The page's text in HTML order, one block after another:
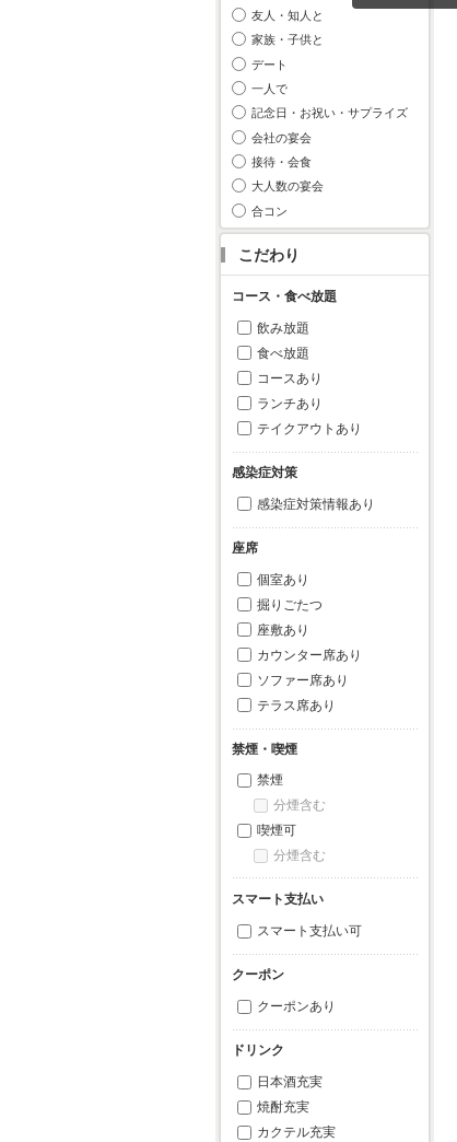
友人・知人と
家族・子供と
デート
一人で
記念日・お祝い・サプライズ
会社の宴会
接待・会食
大人数の宴会
合コン
こだわり
コース・食べ放題
飲み放題
食べ放題
コースあり
ランチあり
テイクアウトあり
感染症対策
感染症対策情報あり
座席
個室あり
掘りごたつ
座敷あり
カウンター席あり
ソファー席あり
テラス席あり
禁煙・喫煙
禁煙
分煙含む
喫煙可
分煙含む
スマート支払い
スマート支払い可
クーポン
クーポンあり
ドリンク
日本酒充実
焼酎充実
カクテル充実